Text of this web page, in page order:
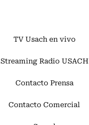
TV Usach en vivo
Streaming Radio USACH
Contacto Prensa
Contacto Comercial